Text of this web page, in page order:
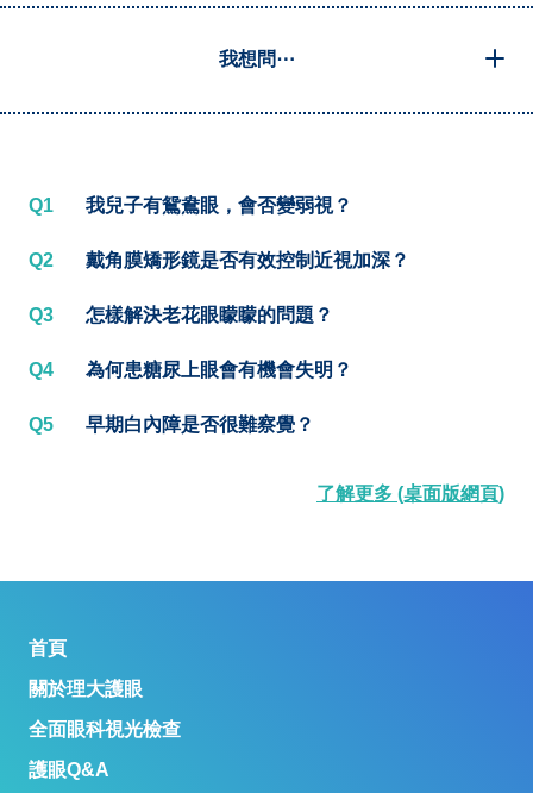
我想問⋯
Q1 我兒子有鴛鴦眼，會否變弱視？
Q2 戴角膜矯形鏡是否有效控制近視加深？
Q3 怎樣解決老花眼矇矇的問題？
Q4 為何患糖尿上眼會有機會失明？
Q5 早期白內障是否很難察覺？
了解更多 (桌面版網頁)
首頁
關於理大護眼
全面眼科視光檢查
護眼Q&A